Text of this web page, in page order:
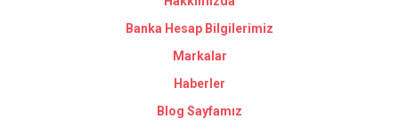
Banka Hesap Bilgilerimiz
Markalar
Haberler
Blog Sayfamız